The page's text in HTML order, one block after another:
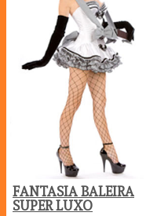
FANTASIA BALEIRA
SUPER LUXO